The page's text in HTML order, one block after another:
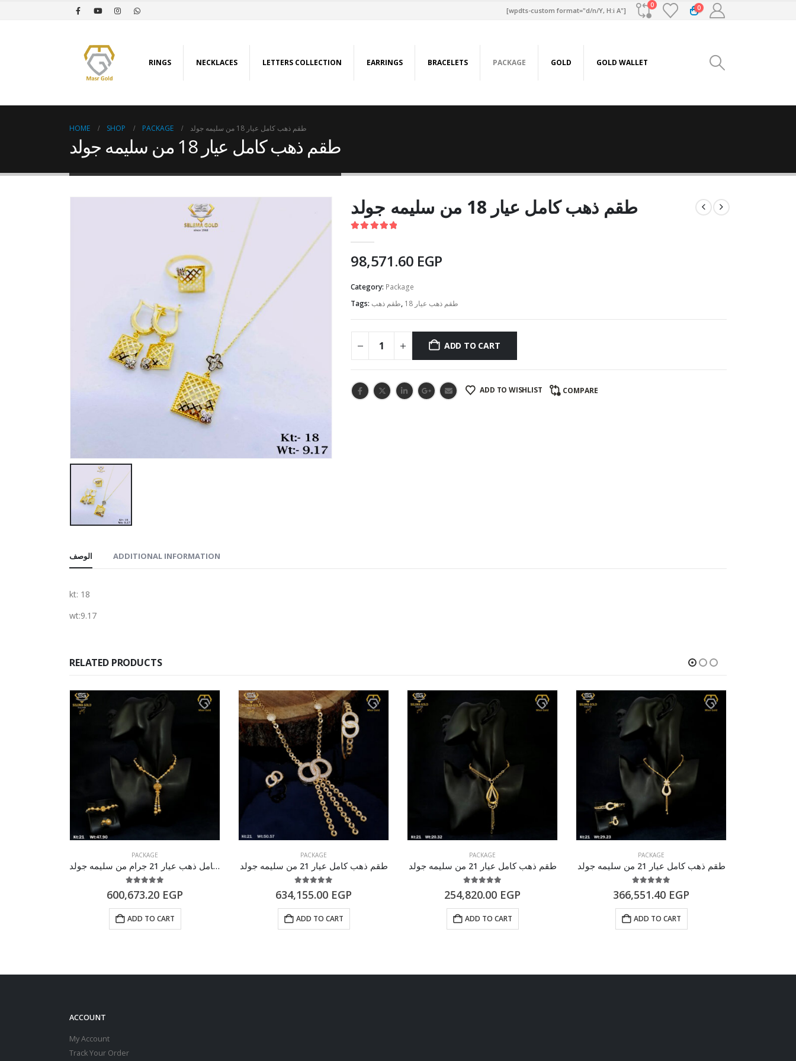
[wpdts-custom format="d/n/Y, H:i A"]
0 0
RINGS NECKLACES LETTERS COLLECTION EARRINGS BRACELETS PACKAGE GOLD GOLD WALLET
HOME SHOP PACKAGE طقم ذهب كامل عيار 18 من سليمه جولد
طقم ذهب كامل عيار 18 من سليمه جولد
طقم ذهب كامل عيار 18 من سليمه جولد
98,571.60 EGP
Category: Package
Tags: طقم ذهب, طقم ذهب عيار 18
ADD TO CART
ADD TO WISHLIST COMPARE
الوصف ADDITIONAL INFORMATION
kt: 18
wt:9.17
RELATED PRODUCTS
PACKAGE
طقم كامل ذهب عيار 21 جرام من سليمه جولد
600,673.20 EGP
ADD TO CART
PACKAGE
طقم ذهب كامل عيار 21 من سليمه جولد
634,155.00 EGP
ADD TO CART
PACKAGE
طقم ذهب كامل عيار 21 من سليمه جولد
254,820.00 EGP
ADD TO CART
PACKAGE
طقم ذهب كامل عيار 21 من سليمه جولد
366,551.40 EGP
ADD TO CART
ACCOUNT
My Account
Track Your Order